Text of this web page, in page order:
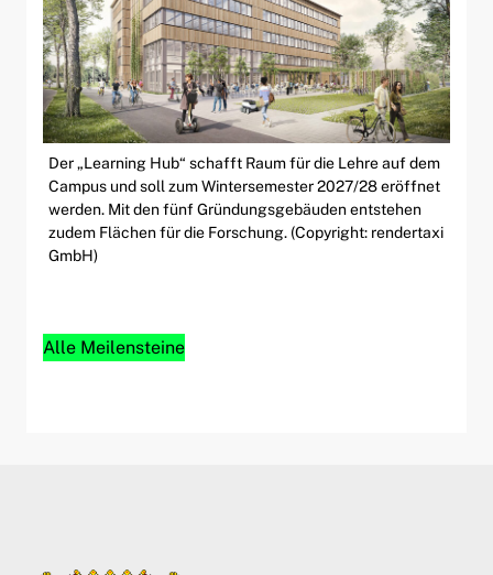
Der „Learning Hub“ schafft Raum für die Lehre auf dem
Campus und soll zum Wintersemester 2027/28 eröffnet
werden. Mit den fünf Gründungsgebäuden entstehen
zudem Flächen für die Forschung. (Copyright: rendertaxi
GmbH)
Alle Meilensteine